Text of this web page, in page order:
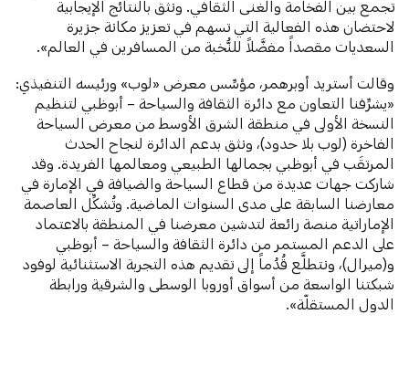
تجمع بين الفخامة والغنى الثقافي. ونثق بالنتائج الإيجابية
لاحتضان هذه الفعالية التي تسهم في تعزيز مكانة جزيرة
السعديات مقصداً مفضَّلاً للنُّخبة من المسافرين في العالم».
وقالت أستريد أوبرهمر، مؤسِّس معرض «لوب» ورئيسه التنفيذي:
«يشرِّفنا التعاون مع دائرة الثقافة والسياحة – أبوظبي لتنظيم
النسخة الأولى في منطقة الشرق الأوسط من معرض السياحة
الفاخرة (لوب بلا حدود)، ونثق بدعم الدائرة لنجاح الحدث
المرتقَب في أبوظبي بجمالها الطبيعي ومعالمها الفريدة. وقد
شاركت جهات عديدة من قطاع السياحة والضيافة في الإمارة في
معارضنا السابقة على مدى السنوات الماضية. وتُشكِّل العاصمة
الإماراتية منصة رائعة لتدشين معرضنا في المنطقة بالاعتماد
على الدعم المستمر من دائرة الثقافة والسياحة – أبوظبي
و(ميرال)، ونتطلَّع قُدُماً إلى تقديم هذه التجربة الاستثنائية لوفود
شبكتنا الواسعة من أسواق أوروبا الوسطى والشرقية ورابطة
الدول المستقلّة».